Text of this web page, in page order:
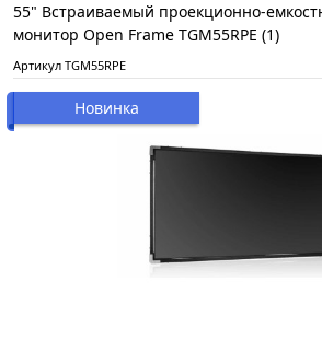
55" Встраиваемый проекционно-
монитор Open Frame TGM55RPE (1)
Артикул TGM55RPE
Новинка